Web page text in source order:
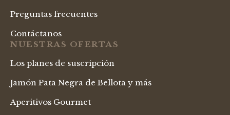
Preguntas frecuentes
Contáctanos
NUESTRAS OFERTAS
Los planes de suscripción
Jamón Pata Negra de Bellota y más
Aperitivos Gourmet